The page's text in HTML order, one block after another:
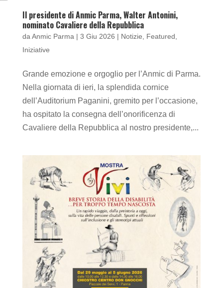
Il presidente di Anmic Parma, Walter Antonini,
nominato Cavaliere della Repubblica
daAnmic Parma| 3 Giu 2026 | Notizie, Featured,
Iniziative
Grande emozione e orgoglio per l’Anmic di Parma.
Nella giornata di ieri, la splendida cornice
dell’Auditorium Paganini, gremito per l’occasione,
ha ospitato la consegna dell’onorificenza di
Cavaliere della Repubblica al nostro presidente,...